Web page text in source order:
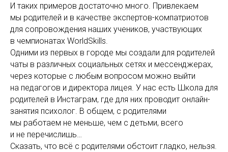
И таких примеров достаточно много. Привлекаем
мы родителей и в качестве экспертов-компатриотов
для сопровождения наших учеников, участвующих
в чемпионатах WorldSkills.
Одними из первых в городе мы создали для родителей
чаты в различных социальных сетях и мессенджерах,
через которые с любым вопросом можно выйти
на педагогов и директора лицея. У нас есть Школа для
родителей в Инстаграм, где для них проводит онлайн-
занятия психолог. В общем, с родителями
мы работаем не меньше, чем с детьми, всего
и не перечислишь…
Сказать, что всё с родителями обстоит гладко, нельзя.